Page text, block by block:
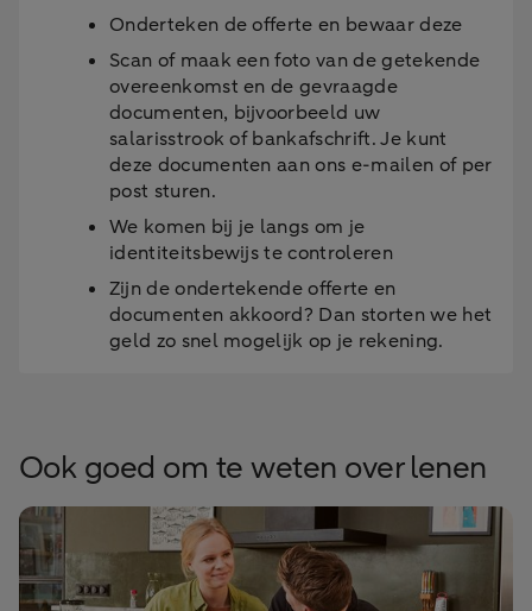
Onderteken de offerte en bewaar deze
Scan of maak een foto van de getekende
overeenkomst en de gevraagde
documenten, bijvoorbeeld uw
salarisstrook of bankafschrift. Je kunt
deze documenten aan ons e-mailen of per
post sturen.
We komen bij je langs om je
identiteitsbewijs te controleren
Zijn de ondertekende offerte en
documenten akkoord? Dan storten we het
geld zo snel mogelijk op je rekening.
Ook goed om te weten over lenen